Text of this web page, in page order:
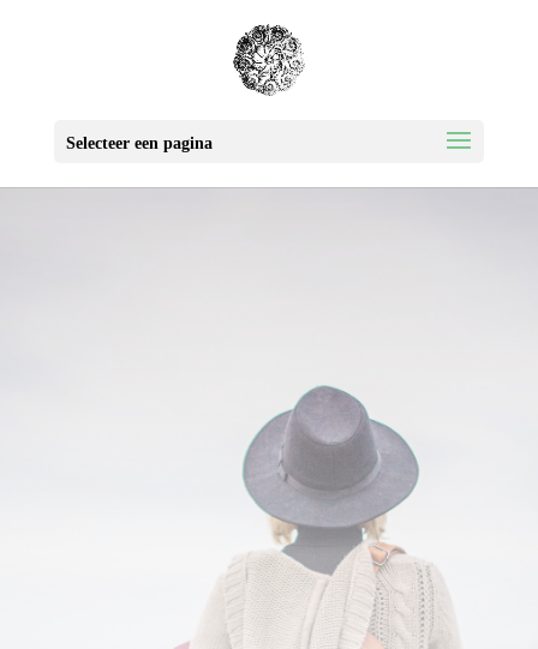
Selecteer een pagina